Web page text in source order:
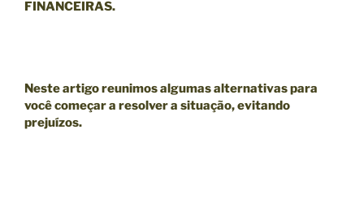
FINANCEIRAS.
Neste artigo reunimos algumas alternativas para
você começar a resolver a situação, evitando
prejuízos.